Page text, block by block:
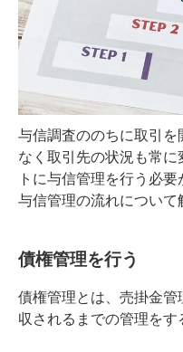
与信調査ののちに取引
なく取引先の状況も常
トに与信管理を行う必要
与信管理の流れについて
債権管理を行う
債権管理とは、売掛金
収されるまでの管理をす